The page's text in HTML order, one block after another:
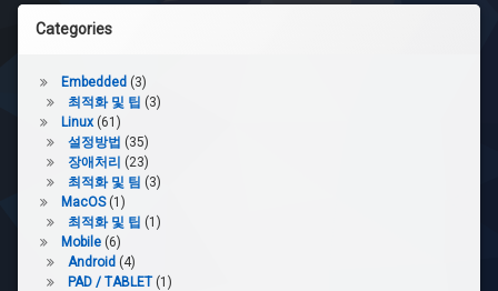
Categories
Embedded(3)
최적화 및 팁 (3)
Linux(61)
설정방법 (35)
장애처리 (23)
최적화 및 팀 (3)
MacOS(1)
최적화 및 팁 (1)
Mobile(6)
Android(4)
PAD / TABLET(1)